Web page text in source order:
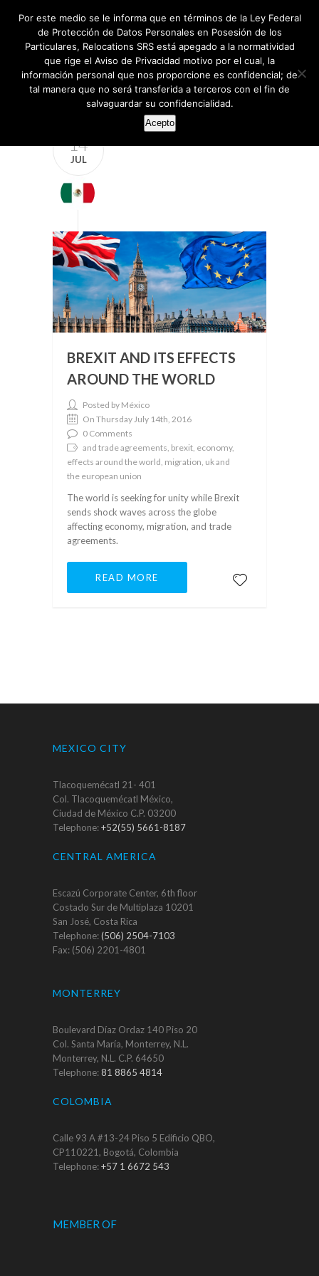
14
JUL
BREXIT AND ITS EFFECTS
AROUND THE WORLD
Posted by México
On Thursday July 14th, 2016
0 Comments
and trade agreements, brexit, economy,
effects around the world, migration, uk and
the european union
The world is seeking for unity while Brexit
sends shock waves across the globe
affecting economy, migration, and trade
agreements.
READ MORE
MEXICO CITY
Tlacoquemécatl 21- 401
Col. Tlacoquemécatl México,
Ciudad de México C.P. 03200
Telephone:+52(55) 5661-8187
CENTRAL AMERICA
Escazú Corporate Center, 6th floor
Costado Sur de Multiplaza 10201
San José, Costa Rica
Telephone:(506) 2504-7103
Fax: (506) 2201-4801
MONTERREY
Boulevard Díaz Ordaz 140 Piso 20
Col. Santa María, Monterrey, N.L.
Monterrey, N.L. C.P. 64650
Telephone:81 8865 4814
COLOMBIA
Calle 93 A #13-24 Piso 5 Edificio QBO,
CP110221, Bogotá, Colombia
Telephone:+57 1 6672 543
MEMBER OF
Por este medio se le informa que en términos de la Ley Federal
de Protección de Datos Personales en Posesión de los
Particulares, Relocations SRS está apegado a la normatividad
que rige el Aviso de Privacidad motivo por el cual, la
información personal que nos proporcione es confidencial; de
tal manera que no será transferida a terceros con el fin de
salvaguardar su confidencialidad.
Acepto